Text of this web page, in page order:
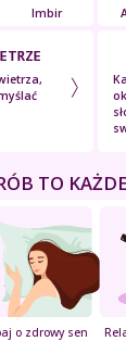
Imbir
TO
o zdrowy sen